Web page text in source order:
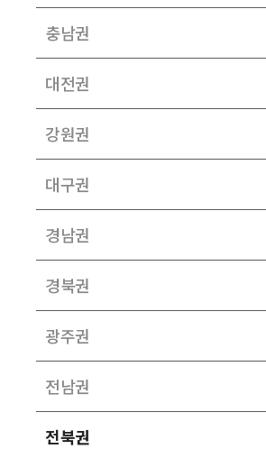
충남권
대전권
강원권
대구권
경남권
경북권
광주권
전남권
전북권